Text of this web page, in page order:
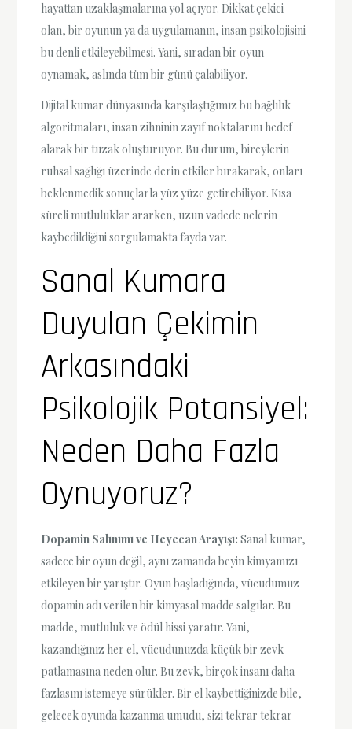
hayattan uzaklaşmalarına yol açıyor. Dikkat çekici
olan, bir oyunun ya da uygulamanın, insan psikolojisini
bu denli etkileyebilmesi. Yani, sıradan bir oyun
oynamak, aslında tüm bir günü çalabiliyor.
Dijital kumar dünyasında karşılaştığımız bu bağlılık
algoritmaları, insan zihninin zayıf noktalarını hedef
alarak bir tuzak oluşturuyor. Bu durum, bireylerin
ruhsal sağlığı üzerinde derin etkiler bırakarak, onları
beklenmedik sonuçlarla yüz yüze getirebiliyor. Kısa
süreli mutluluklar ararken, uzun vadede nelerin
kaybedildiğini sorgulamakta fayda var.
Sanal Kumara
Duyulan Çekimin
Arkasındaki
Psikolojik Potansiyel:
Neden Daha Fazla
Oynuyoruz?
Dopamin Salınımı ve Heyecan Arayışı: Sanal kumar,
sadece bir oyun değil, aynı zamanda beyin kimyamızı
etkileyen bir yarıştır. Oyun başladığında, vücudumuz
dopamin adı verilen bir kimyasal madde salgılar. Bu
madde, mutluluk ve ödül hissi yaratır. Yani,
kazandığınız her el, vücudunuzda küçük bir zevk
patlamasına neden olur. Bu zevk, birçok insanı daha
fazlasını istemeye sürükler. Bir el kaybettiğinizde bile,
gelecek oyunda kazanma umudu, sizi tekrar tekrar